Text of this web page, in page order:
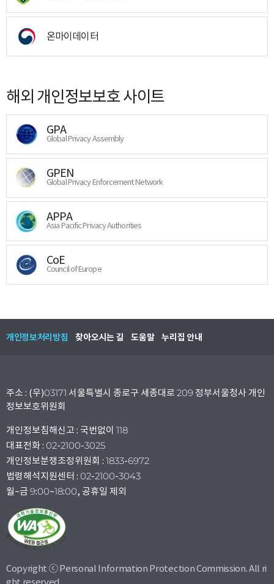
온마이데이터
해외 개인정보보호 사이트
GPA
Global Privacy Assembly
GPEN
Global Privacy Enforcement Network
APPA
Asia Pacific Privacy Authorities
CoE
Council of Europe
개인정보처리방침 찾아오시는 길 도움말 누리집 안내
주소 : (우)03171 서울특별시 종로구 세종대로 209 정부서울청사 개인
정보보호위원회
개인정보침해신고 : 국번없이 118
대표전화 : 02-2100-3025
개인정보분쟁조정위원회 : 1833-6972
법령해석지원센터 : 02-2100-3043
월~금 9:00~18:00, 공휴일 제외
Copyright ⓒ Personal Information Protection Commission. All ri
ght reserved.